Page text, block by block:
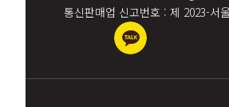
통신판매업 신고번호 : 제 2023-서